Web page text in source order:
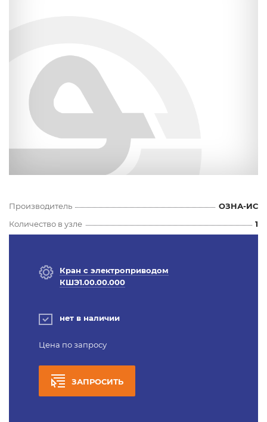
Производитель
ОЗНА-ИС
Количество в узле
1
Кран с электроприводом
КШЭ1.00.00.000
нет в наличии
Цена по запросу
ЗАПРОСИТЬ